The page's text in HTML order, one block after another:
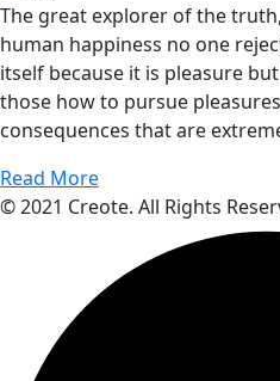
The great explorer of the
human happiness no one
itself because it is pleasure
those how to pursue
consequences that are
Read More
© 2021 Creote. All Rights